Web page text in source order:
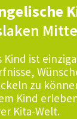
Mitte
Kind ist
zu
Kind
Kita-Welt.